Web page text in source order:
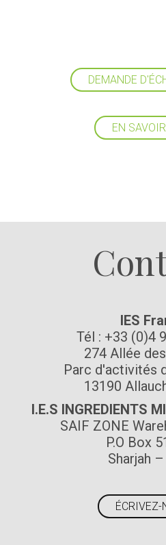
DEMANDE
EN
IES
Tél : +33 (0)4
274 Allée
Parc d'activités
13190
I.E.S INGREDIENTS
SAIF ZONE
P.O Box
Sharjah –
ÉCRIVEZ-